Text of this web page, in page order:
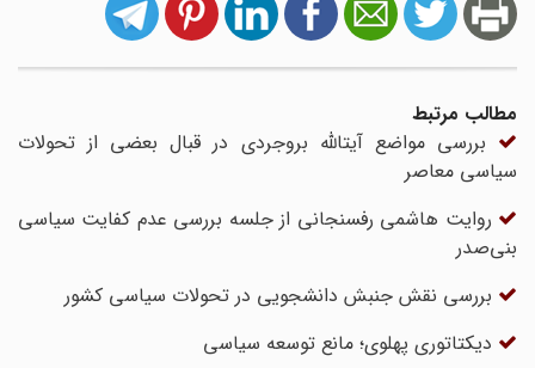
مطالب مرتبط
بررسی مواضع آیتالله بروجردی در قبال بعضی از تحولات
سیاسی معاصر
روایت هاشمی رفسنجانی از جلسه بررسی عدم کفایت سیاسی
بنی‌صدر
بررسی نقش جنبش دانشجویی در تحولات سیاسی کشور
دیکتاتوری پهلوی؛ مانع توسعه سیاسی‏